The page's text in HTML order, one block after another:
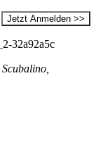
Jetzt Anmelden >>
Scubalino,